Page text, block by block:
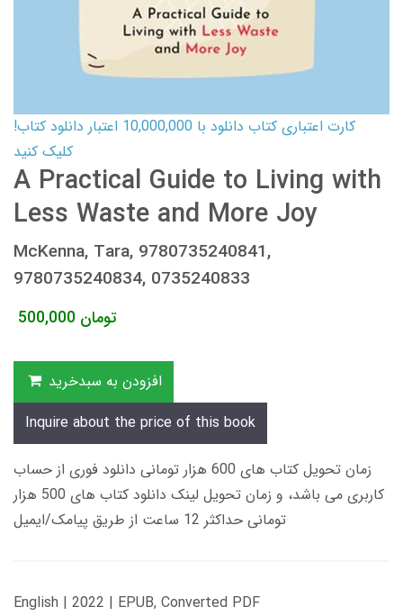
کارت اعتباری کتاب دانلود با 10,000,000 اعتبار دانلود کتاب!
کلیک کنید
A Practical Guide to Living with
Less Waste and More Joy
McKenna, Tara, 9780735240841,
9780735240834, 0735240833
500,000 تومان
افزودن به سبدخرید
Inquire about the price of this book
زمان تحویل کتاب های 600 هزار تومانی دانلود فوری از حساب
کاربری می باشد، و زمان تحویل لینک دانلود کتاب های 500 هزار
تومانی حداکثر 12 ساعت از طریق پیامک/ایمیل
English | 2022 | EPUB, Converted PDF